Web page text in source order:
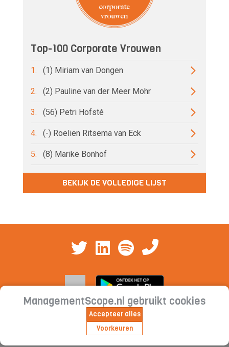
Top-100 Corporate Vrouwen
1. (1) Miriam van Dongen
2. (2) Pauline van der Meer Mohr
3. (56) Petri Hofsté
4. (-) Roelien Ritsema van Eck
5. (8) Marike Bonhof
BEKIJK DE VOLLEDIGE LIJST
Cookieverklaring | Privacyverklaring |
Abonnementsvoorwaarden
ManagementScope.nl gebruikt cookies
Accepteer alles
Voorkeuren